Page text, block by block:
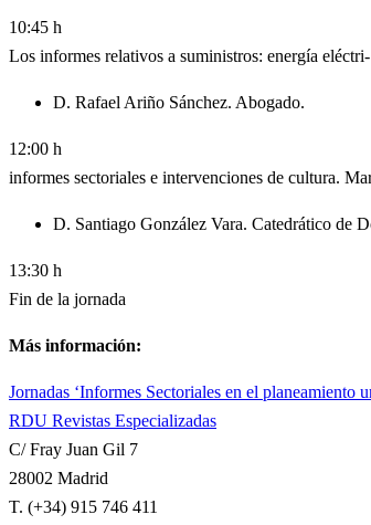
10:45 h
Los informes relativos a suministros: energía
D. Rafael Ariño Sánchez. Abogado.
12:00 h
informes sectoriales e intervenciones de cultura.
D. Santiago González Vara. Catedrático de
13:30 h
Fin de la jornada
Más información:
Jornadas ‘Informes Sectoriales en el planeamiento
RDU Revistas Especializadas
C/ Fray Juan Gil 7
28002 Madrid
T. (+34) 915 746 411